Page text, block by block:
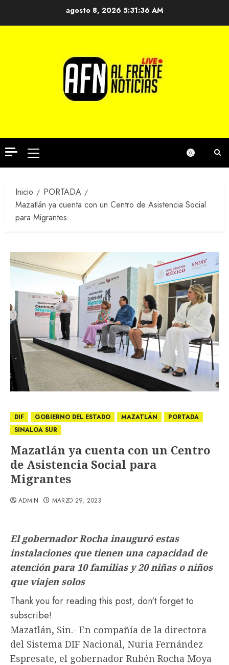
agosto 8, 2026 5:31:36 AM
Menú
principal
Inicio
PORTADA
Mazatlán ya cuenta con un Centro de Asistencia Social
para Migrantes
DIF GOBIERNO DEL ESTADO MAZATLÁN
PORTADA
SINALOA SUR
Mazatlán ya cuenta con un Centro
de Asistencia Social para
Migrantes
ADMIN MARZO 29, 2023
El gobernador Rocha inauguró estas
instalaciones que tienen una capacidad de
atención para 10 familias y 20 niñas o niños
que viajen solos
Thank you for reading this post, don't forget to
subscribe!
Mazatlán, Sin.- En compañía de la directora
del Sistema DIF Nacional, Nuria Fernández
Espresate, el gobernador Rubén Rocha Moya